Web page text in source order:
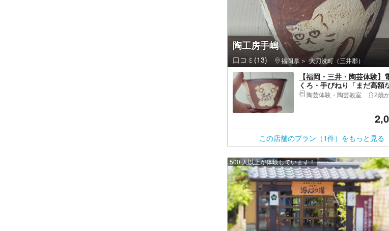
陶工房手嶋
口コミ(13) 福岡県 大刀洗町（三井郡）
【福岡・三井・陶芸体験】
くろ・手びねり「まだ高額
の陶芸教室に通いますか？
陶芸体験・陶芸教室 2歳
この店舗のプラン（1件）をもっと見る
500 人以上が体験しています！